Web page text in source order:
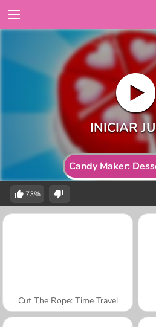
Candy Maker:
73%
Cut The Rope: Time Travel